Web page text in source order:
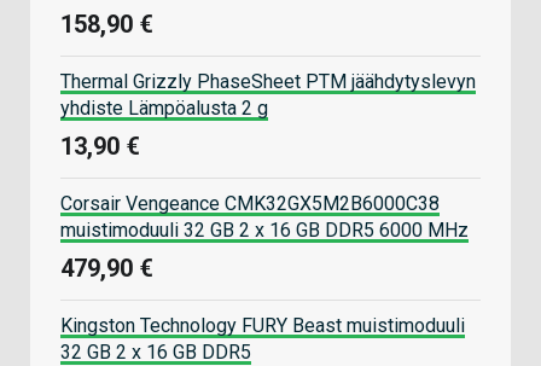
158,90 €
Thermal Grizzly PhaseSheet PTM jäähdytyslevyn
yhdiste Lämpöalusta 2 g
13,90 €
Corsair Vengeance CMK32GX5M2B6000C38
muistimoduuli 32 GB 2 x 16 GB DDR5 6000 MHz
479,90 €
Kingston Technology FURY Beast muistimoduuli
32 GB 2 x 16 GB DDR5